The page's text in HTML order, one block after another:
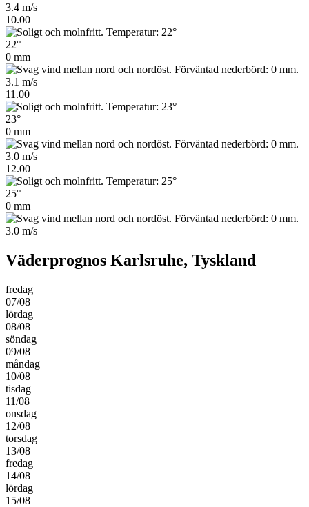
3.4 m/s
10.00
22°
0 mm
3.1 m/s
11.00
23°
0 mm
3.0 m/s
12.00
25°
0 mm
3.0 m/s
Väderprognos Karlsruhe, Tyskland
fredag
07/08
lördag
08/08
söndag
09/08
måndag
10/08
tisdag
11/08
onsdag
12/08
torsdag
13/08
fredag
14/08
lördag
15/08